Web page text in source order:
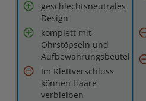
geschlechtsneutrales
Design
komplett mit
Ohrstöpseln und
Aufbewahrungsbeutel
Im Klettverschluss
können Haare
verbleiben